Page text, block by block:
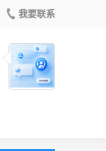
我要联系